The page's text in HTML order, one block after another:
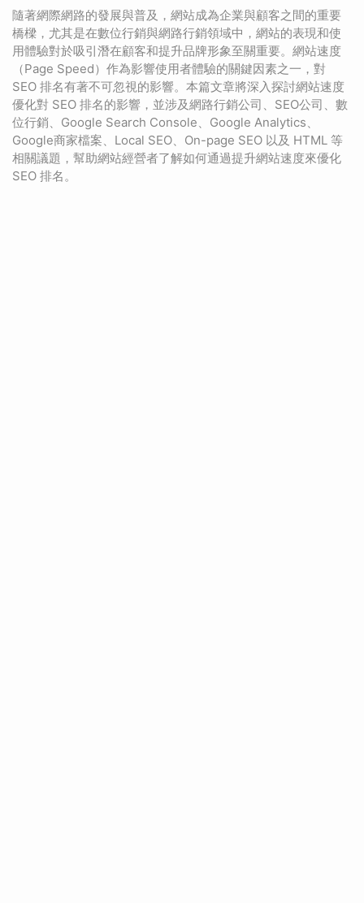
隨著網際網路的發展與普及，網站成為企業與顧客之間的重要
橋樑，尤其是在數位行銷與網路行銷領域中，網站的表現和使
用體驗對於吸引潛在顧客和提升品牌形象至關重要。網站速度
（Page Speed）作為影響使用者體驗的關鍵因素之一，對
SEO 排名有著不可忽視的影響。本篇文章將深入探討網站速度
優化對 SEO 排名的影響，並涉及網路行銷公司、SEO公司、數
位行銷、Google Search Console、Google Analytics、
Google商家檔案、Local SEO、On-page SEO 以及 HTML 等
相關議題，幫助網站經營者了解如何通過提升網站速度來優化
SEO 排名。